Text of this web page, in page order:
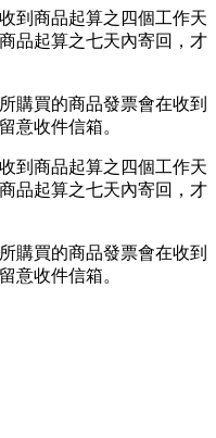
到商品起算之四個工作天
品起算之七天內寄回，才
購買的商品發票會在收到
意收件信箱。
到商品起算之四個工作天
品起算之七天內寄回，才
購買的商品發票會在收到
意收件信箱。